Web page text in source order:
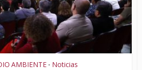
AMBIENTE • Noticias